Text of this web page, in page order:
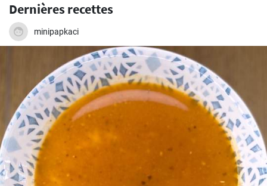
Dernières recettes
minipapkaci